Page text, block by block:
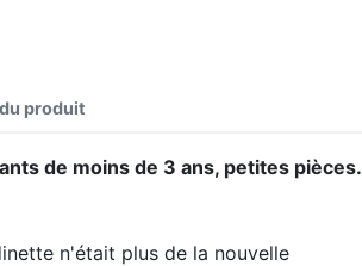
produit
de moins de 3 ans, petites pièces.
n'était plus de la nouvelle